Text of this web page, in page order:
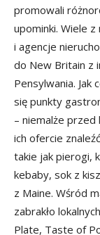
promowali
upominki. Wiele
i agencje
do New Britain z
Pensylwania. Jak
się punkty
– niemalże przed
ich ofercie
takie jak pierogi,
kebaby, sok z
z Maine. Wśród
zabrakło
Plate, Taste of